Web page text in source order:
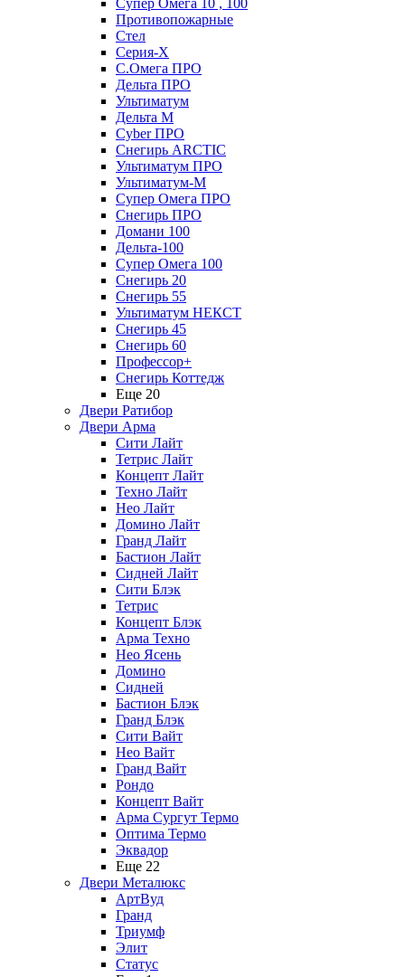
Супер Омега 10 , 100
Противопожарные
Стел
Серия-X
С.Омега ПРО
Дельта ПРО
Ультиматум
Дельта M
Cyber ПРО
Снегирь ARCTIC
Ультиматум ПРО
Ультиматум-M
Супер Омега ПРО
Снегирь ПРО
Домани 100
Дельта-100
Супер Омега 100
Снегирь 20
Снегирь 55
Ультиматум НЕКСТ
Снегирь 45
Снегирь 60
Профессор+
Снегирь Коттедж
Еще 20
Двери Ратибор
Двери Арма
Сити Лайт
Тетрис Лайт
Концепт Лайт
Техно Лайт
Нео Лайт
Домино Лайт
Гранд Лайт
Бастион Лайт
Сидней Лайт
Сити Блэк
Тетрис
Концепт Блэк
Арма Техно
Нео Ясень
Домино
Сидней
Бастион Блэк
Гранд Блэк
Сити Вайт
Нео Вайт
Гранд Вайт
Рондо
Концепт Вайт
Арма Сургут Термо
Оптима Термо
Эквадор
Еще 22
Двери Металюкс
АртВуд
Гранд
Триумф
Элит
Статус